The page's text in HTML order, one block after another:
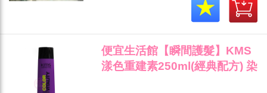
便宜生活館【瞬間護髮】KMS
漾色重建素250ml(經典配方) 染